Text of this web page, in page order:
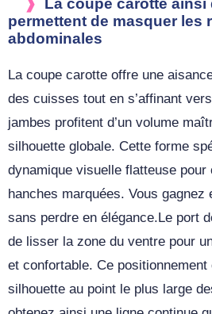
La coupe carotte ainsi
permettent de masquer les
abdominales
La coupe carotte offre une
des cuisses tout en s’affinant
jambes profitent d’un volume
silhouette globale. Cette forme
dynamique visuelle flatteuse pour
hanches marquées. Vous gagnez
sans perdre en élégance.Le port
de lisser la zone du ventre pour
et confortable. Ce
silhouette au point le plus large